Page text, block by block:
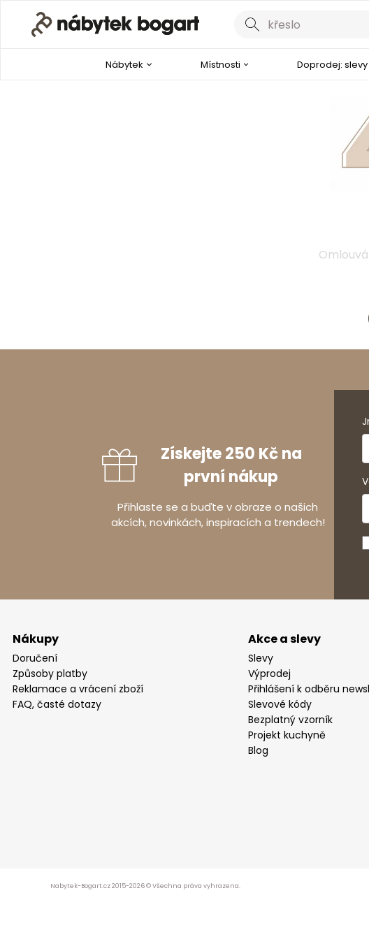
Nábytek Místnosti Doprodej: slevy
Získejte 250 Kč na
první nákup
Přihlaste se a buďte v obraze o našich
akcích, novinkách, inspiracích a trendech!
Nákupy
Doručení
Způsoby platby
Reklamace a vrácení zboží
FAQ, časté dotazy
Akce a slevy
Slevy
Výprodej
Přihlášení k odběru
Slevové kódy
Bezplatný vzorník
Projekt kuchyně
Blog
Nabytek-Bogart.cz 2015-2026 © Všechna práva vyhrazena.